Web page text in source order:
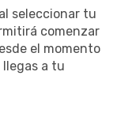
seleccionar tu
comenzar
el momento
a tu